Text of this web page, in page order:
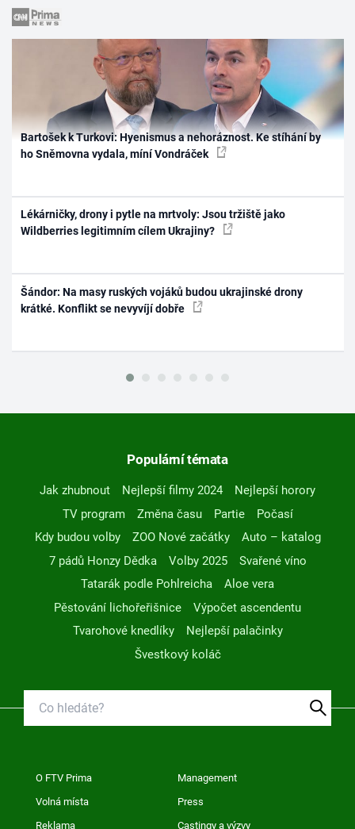
Bartošek k Turkovi: Hyenismus a nehoráznost. Ke stíhání by
ho Sněmovna vydala, míní Vondráček
Lékárničky, drony i pytle na mrtvoly: Jsou tržiště jako
Wildberries legitimním cílem Ukrajiny?
Šándor: Na masy ruských vojáků budou ukrajinské drony
krátké. Konflikt se nevyvíjí dobře
Populární témata
Jak zhubnout Nejlepší filmy 2024
Nejlepší horory
TV program
Změna času Partie
Počasí
Kdy budou volby
ZOO Nové začátky
Auto – katalog
7 pádů Honzy Dědka
Volby 2025
Svařené víno
Tatarák podle Pohlreicha
Aloe vera
Pěstování lichořeřišnice
Výpočet ascendentu
Tvarohové knedlíky
Nejlepší palačinky
Švestkový koláč
O FTV Prima Management
Volná místa Press
Reklama Castingy a výzvy